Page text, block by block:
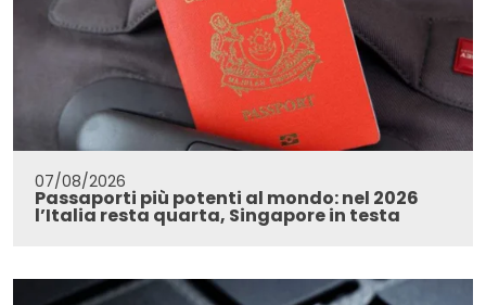
07/08/2026
Passaporti più potenti al mondo: nel 2026
l’Italia resta quarta, Singapore in testa